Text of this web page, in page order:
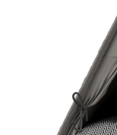
CHOVATELSKÉ POTŘEBY
DOPLŇKY A DEKORACE